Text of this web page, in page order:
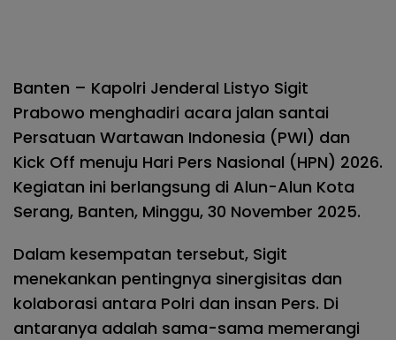
Banten – Kapolri Jenderal Listyo Sigit
Prabowo menghadiri acara jalan santai
Persatuan Wartawan Indonesia (PWI) dan
Kick Off menuju Hari Pers Nasional (HPN) 2026.
Kegiatan ini berlangsung di Alun-Alun Kota
Serang, Banten, Minggu, 30 November 2025.
Dalam kesempatan tersebut, Sigit
menekankan pentingnya sinergisitas dan
kolaborasi antara Polri dan insan Pers. Di
antaranya adalah sama-sama memerangi